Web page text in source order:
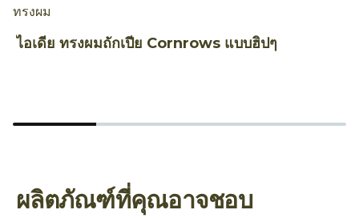
ทรงผม
ไอเดีย ทรงผมถักเปีย Cornrows แบบฮิปๆ
ผลิตภัณฑ์ที่คุณอาจชอบ